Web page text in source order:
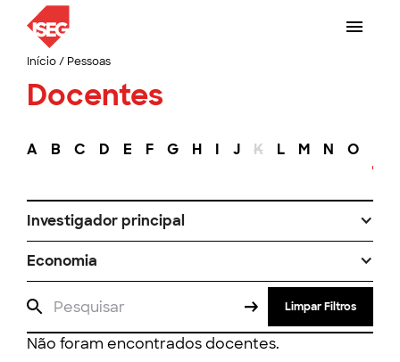
Início/ Pessoas
Docentes
A B C D E F G H I J K L M N O
Investigador principal
Economia
Limpar Filtros
Não foram encontrados docentes.